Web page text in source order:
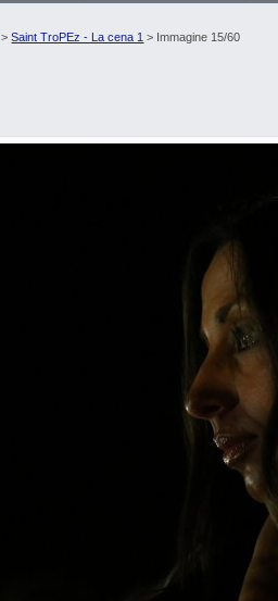
>Saint TroPEz - La cena 1 > Immagine 15/60